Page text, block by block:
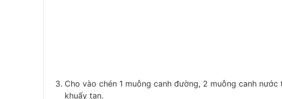
Cho vào chén 1 muỗng canh đường, 2 muỗng canh
khuấy tan.